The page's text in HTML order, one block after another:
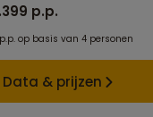
p.p.
op basis van 4 personen
Data & prijzen